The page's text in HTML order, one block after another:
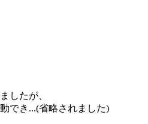
したが、
でき...(省略されました)